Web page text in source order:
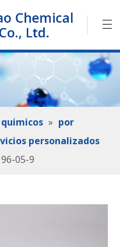
quimicos » por
personalizados
05-9